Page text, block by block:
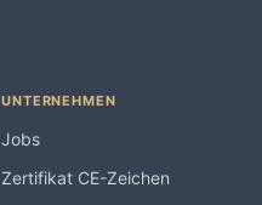
UNTERNEHMEN
Jobs
Zertifikat CE-Zeichen